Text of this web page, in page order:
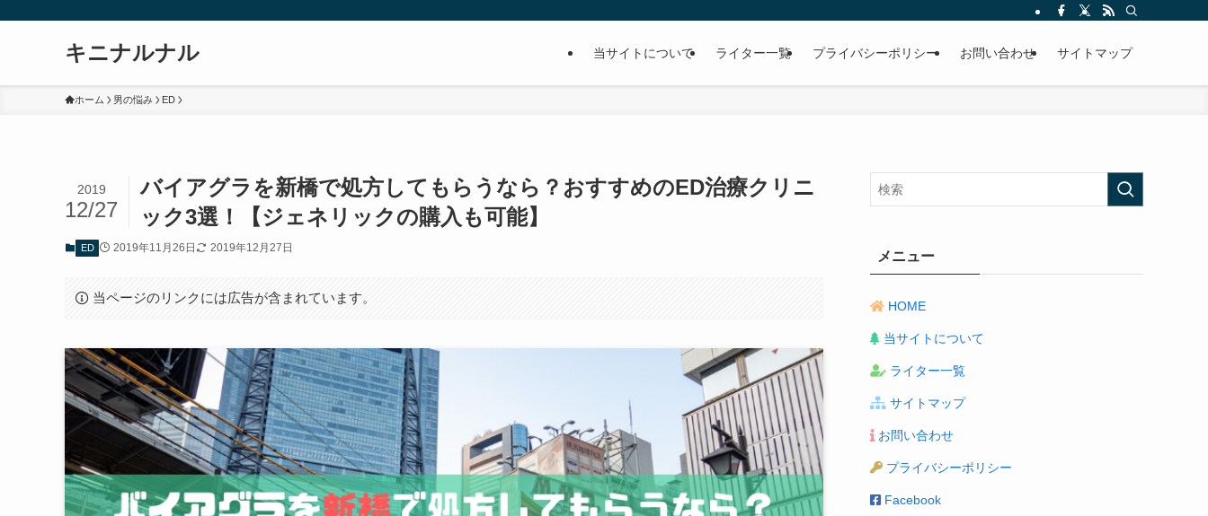
キニナルナル 当サイトについて ライター一覧 プライバシーポリシー お問い合わせ サイトマップ
ホーム 男の悩み ED
バイアグラを新橋で処方してもらうなら？おすすめのED治療クリニ
ック3選！【ジェネリックの購入も可能】
2019
12/27
ED 2019年11月26日 2019年12月27日
当ページのリンクには広告が含まれています。
メニュー
HOME
当サイトについて
ライター一覧
サイトマップ
お問い合わせ
プライバシーポリシー
Facebook